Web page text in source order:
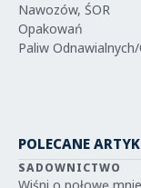
Nawozów, ŚOR
Opakowań
Paliw
POLECANE
SADOWNICTWO